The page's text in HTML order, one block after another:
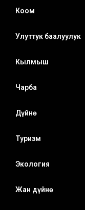
Коом
Улуттук баалуулук
Кылмыш
Чарба
Дүйнө
Туризм
Экология
Жан дүйнө